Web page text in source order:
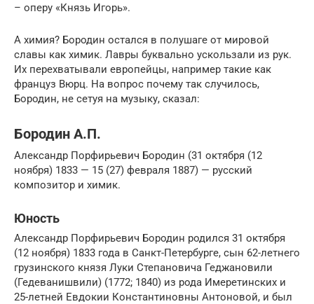
– оперу «Князь Игорь».
А химия? Бородин остался в полушаге от мировой
славы как химик. Лавры буквально ускользали из рук.
Их перехватывали европейцы, например такие как
француз Вюрц. На вопрос почему так случилось,
Бородин, не сетуя на музыку, сказал:
Бородин А.П.
Александр Порфирьевич Бородин (31 октября (12
ноября) 1833 — 15 (27) февраля 1887) — русский
композитор и химик.
Юность
Александр Порфирьевич Бородин родился 31 октября
(12 ноября) 1833 года в Санкт-Петербурге, сын 62-летнего
грузинского князя Луки Степановича Геджановили
(Гедеванишвили) (1772; 1840) из рода Имеретинских и
25-летней Евдокии Константиновны Антоновой, и был